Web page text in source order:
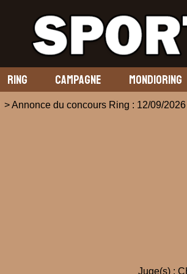
RING CAMPAGNE MONDIORING
> Annonce du concours Ring : 12/09/
Juge(s) :